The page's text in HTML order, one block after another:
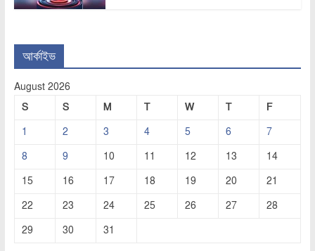
আর্কাইভ
August 2026
S
S M T W T
F
1
2 3 4 5 6
7
8
9 10 11 12 13
14
15
16 17 18 19 20
21
22
23 24 25 26 27
28
29
30 31